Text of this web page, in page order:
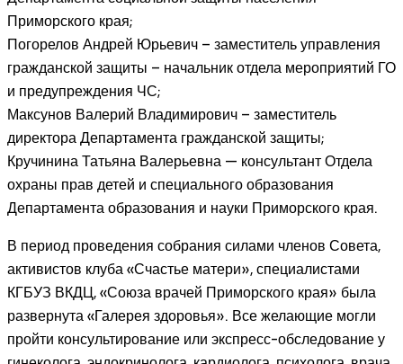
Приморского края;
Погорелов Андрей Юрьевич – заместитель управления
гражданской защиты – начальник отдела мероприятий ГО
и предупреждения ЧС;
Максунов Валерий Владимирович – заместитель
директора Департамента гражданской защиты;
Кручинина Татьяна Валерьевна — консультант Отдела
охраны прав детей и специального образования
Департамента образования и науки Приморского края.
В период проведения собрания силами членов Совета,
активистов клуба «Счастье матери», специалистами
КГБУЗ ВКДЦ, «Союза врачей Приморского края» была
развернута «Галерея здоровья». Все желающие могли
пройти консультирование или экспресс-обследование у